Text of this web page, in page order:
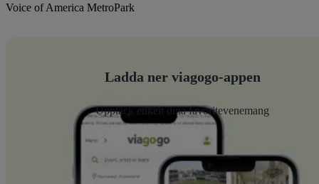
Voice of America MetroPark
Ladda ner viagogo-appen
Upptäck enkelt dina favoritevenemang